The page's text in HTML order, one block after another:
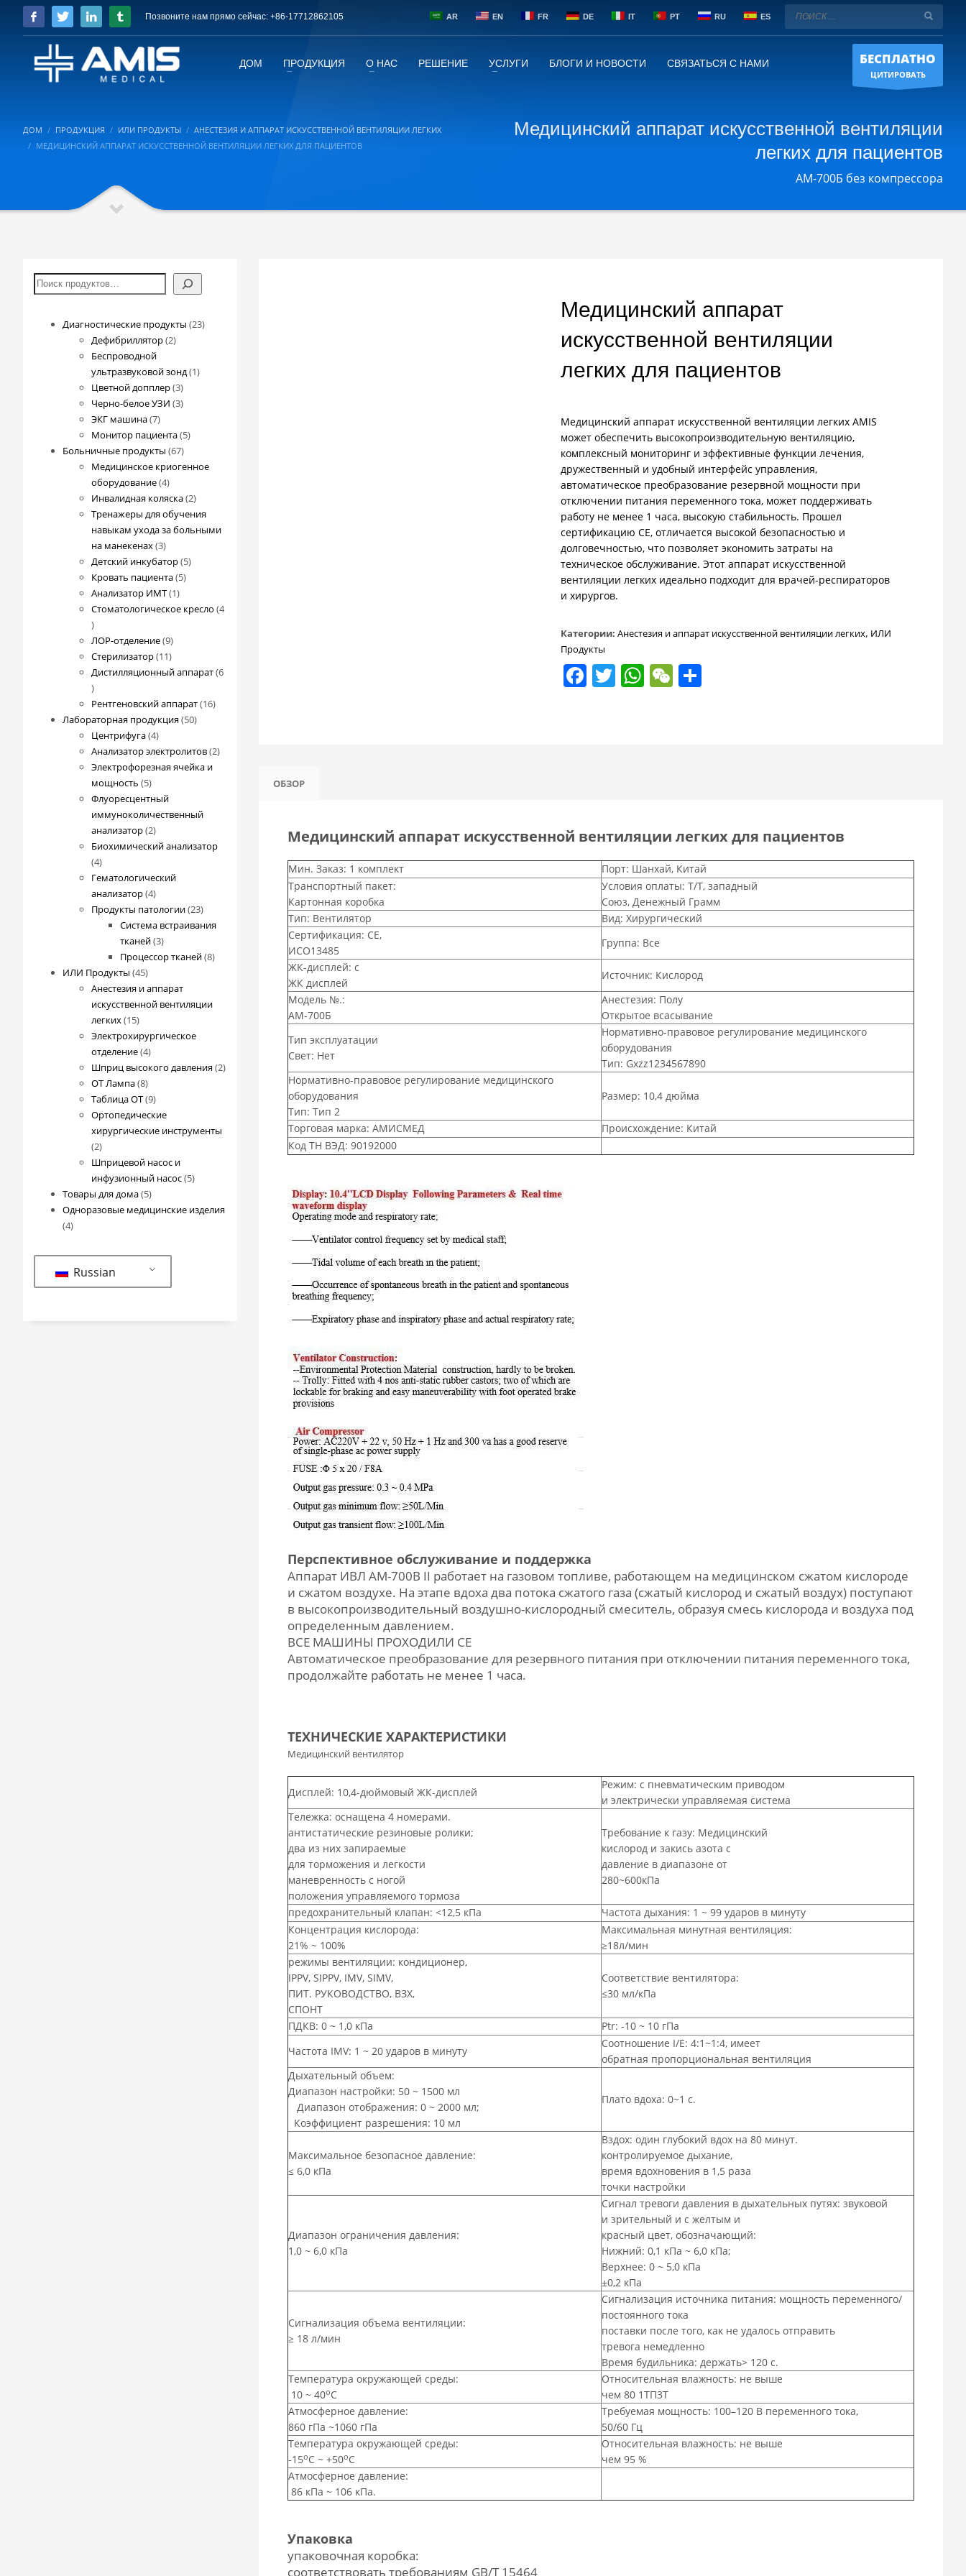
Позвоните нам прямо сейчас: +86-17712862105 AR EN FR DE IT PT RU ES
ДОМ ПРОДУКЦИЯ О НАС РЕШЕНИЕ УСЛУГИ БЛОГИ И НОВОСТИ СВЯЗАТЬСЯ С НАМИ БЕСПЛАТНО
ЦИТИРОВАТЬ
ДОМ ПРОДУКЦИЯ ИЛИ ПРОДУКТЫ
АНЕСТЕЗИЯ И АППАРАТ ИСКУССТВЕННОЙ ВЕНТИЛЯЦИИ ЛЕГКИХ
МЕДИЦИНСКИЙ АППАРАТ ИСКУССТВЕННОЙ ВЕНТИЛЯЦИИ ЛЕГКИХ ДЛЯ ПАЦИЕНТОВ
Медицинский аппарат искусственной вентиляции
легких для пациентов
АМ-700Б без компрессора
Медицинский аппарат
искусственной вентиляции
легких для пациентов
Медицинский аппарат искусственной вентиляции легких AMIS
может обеспечить высокопроизводительную вентиляцию,
комплексный мониторинг и эффективные функции лечения,
дружественный и удобный интерфейс управления,
автоматическое преобразование резервной мощности при
отключении питания переменного тока, может поддерживать
работу не менее 1 часа, высокую стабильность. Прошел
сертификацию CE, отличается высокой безопасностью и
долговечностью, что позволяет экономить затраты на
техническое обслуживание. Этот аппарат искусственной
вентиляции легких идеально подходит для врачей-респираторов
и хирургов.
Категории: Анестезия и аппарат искусственной вентиляции легких, ИЛИ
Продукты
Facebook
Twitter
WhatsApp
WeChat
Share
ОБЗОР
Медицинский аппарат искусственной вентиляции легких для пациентов
Мин. Заказ: 1 комплект
Порт: Шанхай, Китай
Транспортный пакет:
Картонная коробка
Условия оплаты: Т/Т, западный
Союз, Денежный Грамм
Тип: Вентилятор
Вид: Хирургический
Сертификация: CE,
ИСО13485
Группа: Все
ЖК-дисплей: с
ЖК дисплей
Источник: Кислород
Модель №.:
АМ-700Б
Анестезия: Полу
Открытое всасывание
Тип эксплуатации
Свет: Нет
Нормативно-правовое регулирование медицинского
оборудования
Тип: Gxzz1234567890
Нормативно-правовое регулирование медицинского
оборудования
Тип: Тип 2
Размер: 10,4 дюйма
Торговая марка: АМИСМЕД
Происхождение: Китай
Код ТН ВЭД: 90192000
Перспективное обслуживание и поддержка
Аппарат ИВЛ AM-700B II работает на газовом топливе, работающем на медицинском сжатом кислороде
и сжатом воздухе. На этапе вдоха два потока сжатого газа (сжатый кислород и сжатый воздух) поступают
в высокопроизводительный воздушно-кислородный смеситель, образуя смесь кислорода и воздуха под
определенным давлением.
ВСЕ МАШИНЫ ПРОХОДИЛИ CE
Автоматическое преобразование для резервного питания при отключении питания переменного тока,
продолжайте работать не менее 1 часа.
ТЕХНИЧЕСКИЕ ХАРАКТЕРИСТИКИ
Медицинский вентилятор
Дисплей: 10,4-дюймовый ЖК-дисплей
Режим: с пневматическим приводом
и электрически управляемая система
Тележка: оснащена 4 номерами.
антистатические резиновые ролики;
два из них запираемые
для торможения и легкости
маневренность с ногой
положения управляемого тормоза
Требование к газу: Медицинский
кислород и закись азота с
давление в диапазоне от
280~600кПа
предохранительный клапан: <12,5 кПа
Частота дыхания: 1 ~ 99 ударов в минуту
Концентрация кислорода:
21% ~ 100%
Максимальная минутная вентиляция:
≥18л/мин
режимы вентиляции: кондиционер,
IPPV, SIPPV, IMV, SIMV,
ПИТ. РУКОВОДСТВО, ВЗХ,
СПОНТ
Соответствие вентилятора:
≤30 мл/кПа
ПДКВ: 0 ~ 1,0 кПа
Ptr: -10 ~ 10 гПа
Частота IMV: 1 ~ 20 ударов в минуту
Соотношение I/E: 4:1~1:4, имеет
обратная пропорциональная вентиляция
Дыхательный объем:
Диапазон настройки: 50 ~ 1500 мл
Диапазон отображения: 0 ~ 2000 мл;
Коэффициент разрешения: 10 мл
Плато вдоха: 0~1 с.
Максимальное безопасное давление:
≤ 6,0 кПа
Вздох: один глубокий вдох на 80 минут.
контролируемое дыхание,
время вдохновения в 1,5 раза
точки настройки
Диапазон ограничения давления:
1,0 ~ 6,0 кПа
Сигнал тревоги давления в дыхательных путях: звуковой
и зрительный и с желтым и
красный цвет, обозначающий:
Нижний: 0,1 кПа ~ 6,0 кПа;
Верхнее: 0 ~ 5,0 кПа
±0,2 кПа
Сигнализация объема вентиляции:
≥ 18 л/мин
Сигнализация источника питания: мощность переменного/
постоянного тока
поставки после того, как не удалось отправить
тревога немедленно
Время будильника: держать> 120 с.
Температура окружающей среды:
10 ~ 40оС
Относительная влажность: не выше
чем 80 1ТП3Т
Атмосферное давление:
860 гПа ~1060 гПа
Требуемая мощность: 100–120 В переменного тока,
50/60 Гц
Температура окружающей среды:
-15оС ~ +50оС
Относительная влажность: не выше
чем 95 %
Атмосферное давление:
86 кПа ~ 106 кПа.
Упаковка
упаковочная коробка:
соответствовать требованиям GB/T 15464
Поиск
Диагностические продукты 2323
Дефибриллятор 22
Беспроводной
ультразвуковой зонд 11
Цветной допплер 33
товара
Черно-белое УЗИ 33
ЭКГ машина 77
товаров
Монитор пациента 55
Больничные продукты 6767
товаров
Медицинское криогенное
оборудование 44
товара
Инвалидная коляска 22
товара
Тренажеры для обучения
навыкам ухода за больными
на манекенах 33
товара
Детский инкубатор 55
Кровать пациента 55
Анализатор ИМТ 11
товар
Стоматологическое кресло 4
4
товара
ЛОР-отделение 99
товаров
Стерилизатор 1111
товаров
Дистилляционный аппарат 6
6
товаров
Рентгеновский аппарат 1616
Лабораторная продукция 5050
Центрифуга 44
товара
Анализатор электролитов 22
Электрофорезная ячейка и
мощность 55
товаров
Флуоресцентный
иммуноколичественный
анализатор 22
товара
Биохимический анализатор
44
товара
Гематологический
анализатор 44
товара
Продукты патологии 2323
товара
Система встраивания
тканей 33
товара
Процессор тканей 88
ИЛИ Продукты 4545
товаров
Анестезия и аппарат
искусственной вентиляции
легких 1515
товаров
Электрохирургическое
отделение 44
товара
Шприц высокого давления 22
ОТ Лампа 88
товаров
Таблица ОТ 99
товаров
Ортопедические
хирургические инструменты
22
товара
Шприцевой насос и
инфузионный насос 55
Товары для дома 55
товаров
Одноразовые медицинские изделия
44
Russian